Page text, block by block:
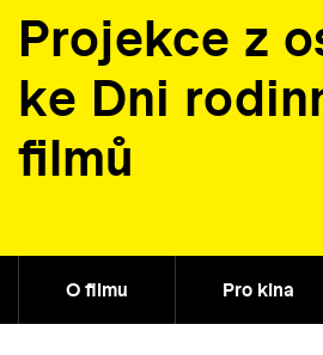
Projekce z
ke Dni
filmů
O filmu Pro kina